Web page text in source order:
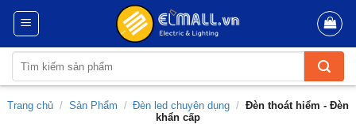
Skip
content
kiếm:
Trang chủ / Sản Phẩm / Đèn led chuyên dụng / Đèn thoát hiểm - Đèn
khẩn cấp